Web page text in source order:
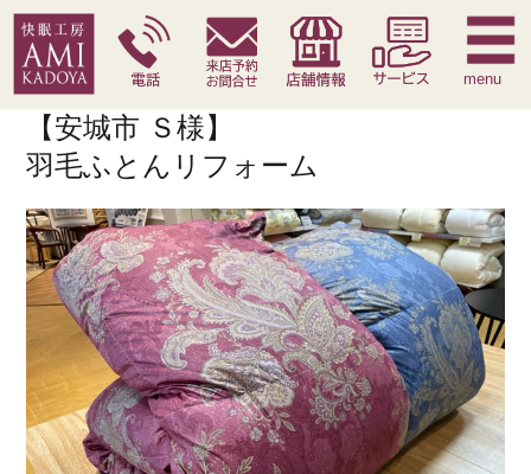
快眠枕 腰痛対策寝具 季節寝具 サービス
menu
【安城市 Ｓ様】
羽毛ふとんリフォーム